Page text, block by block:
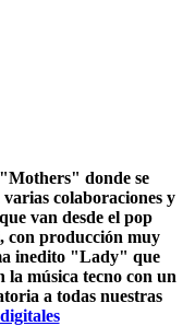
donde se
colaboraciones y
van desde el pop
con producción muy
inedito "Lady" que
la música tecno con un
a todas nuestras